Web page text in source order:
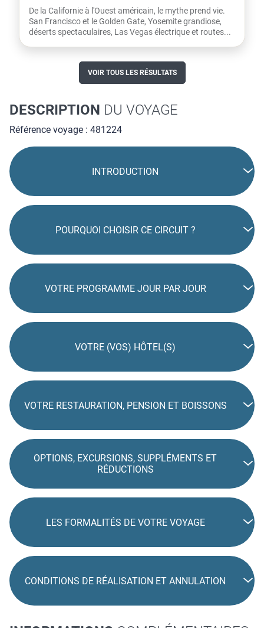
De la Californie à l'Ouest américain, le mythe prend vie.
San Francisco et le Golden Gate, Yosemite grandiose,
déserts spectaculaires, Las Vegas électrique et routes...
VOIR TOUS LES RÉSULTATS
DESCRIPTION DU VOYAGE
Référence voyage : 481224
INTRODUCTION
POURQUOI CHOISIR CE CIRCUIT ?
VOTRE PROGRAMME JOUR PAR JOUR
VOTRE (VOS) HÔTEL(S)
VOTRE RESTAURATION, PENSION ET BOISSONS
OPTIONS, EXCURSIONS, SUPPLÉMENTS ET
RÉDUCTIONS
LES FORMALITÉS DE VOTRE VOYAGE
CONDITIONS DE RÉALISATION ET ANNULATION